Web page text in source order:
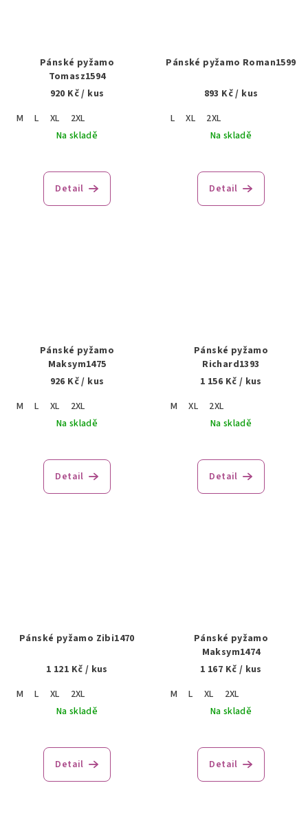
Pánské pyžamo
Tomasz1594
920 Kč/ kus
M
L XL
2XL
Na skladě
Detail
Pánské pyžamo Roman1599
893 Kč/ kus
L
XL
2XL
Na skladě
Detail
Pánské pyžamo
Maksym1475
926 Kč/ kus
M
L XL
2XL
Na skladě
Detail
Pánské pyžamo
Richard1393
1 156 Kč / kus
M
XL
2XL
Na skladě
Detail
Pánské pyžamo Zibi1470
1 121 Kč / kus
M
L XL
2XL
Na skladě
Detail
Pánské pyžamo
Maksym1474
1 167 Kč / kus
M
L XL
2XL
Na skladě
Detail